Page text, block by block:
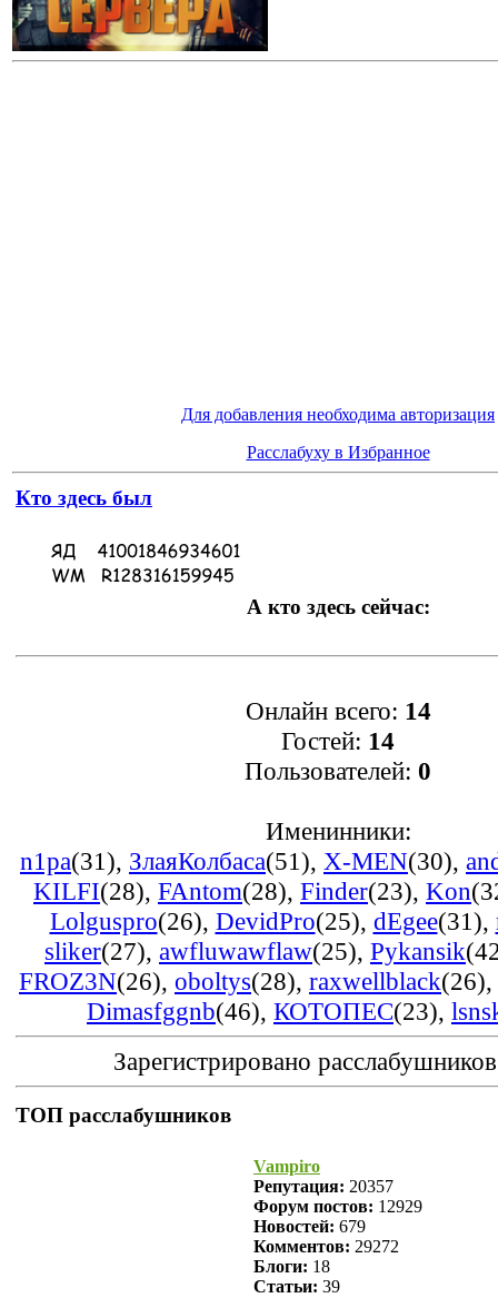
Для добавления необходима авторизация
Расслабуху в Избранное
Кто здесь был
А кто здесь сейчас:
Онлайн всего: 14
Гостей: 14
Пользователей: 0
Именинники:
n1pa(31), ЗлаяКолбаса(51), X-MEN(30),
KILFI(28), FAntom(28), Finder(23), Kon
Lolguspro(26), DevidPro(25), dEgee(31),
sliker(27), awfluwawflaw(25), Pykansik
FROZ3N(26), oboltys(28), raxwellblack(26),
Dimasfggnb(46), КОТОПЕС(23),
Зарегистрировано
ТОП расслабушников
Vampiro
Репутация: 20357
Форум постов: 12929
Новостей: 679
Комментов: 29272
Блоги: 18
Статьи: 39